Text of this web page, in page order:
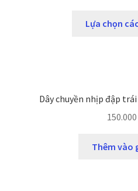
Lựa chọn
Dây chuyền nhịp đập
150.000
Thêm vào